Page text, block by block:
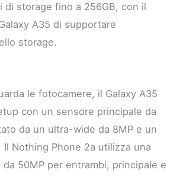
di storage fino a 256GB, con il
A35 di supportare
storage.
le fotocamere, il Galaxy A35
con un sensore principale da
da un ultra-wide da 8MP e un
Il Nothing Phone 2a utilizza una
da 50MP per entrambi, principale e